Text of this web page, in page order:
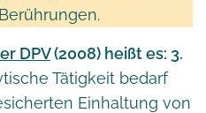
DPV(2008) heißt es: 3.
Tätigkeit bedarf
Einhaltung von